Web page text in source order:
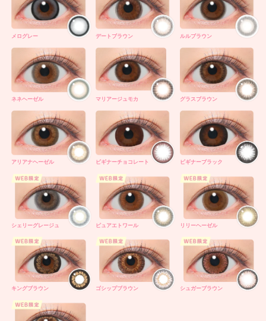
メログレー デートブラウン ルルブラウン
ネネヘーゼル マリアージュモカ グラスブラウン
アリアナヘーゼル ビギナーチョコレート ビギナーブラック
シェリーグレージュ ピュアエトワール リリーヘーゼル
キングブラウン ゴシップブラウン シュガーブラウン